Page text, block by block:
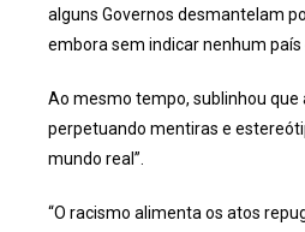
alguns Governos desmantelam
embora sem indicar nenhum país
Ao mesmo tempo, sublinhou
perpetuando mentiras e
mundo real”.
“O racismo alimenta os atos